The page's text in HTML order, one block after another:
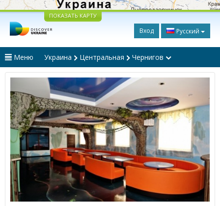
ПОКАЗАТЬ КАРТУ
Вход Русский
Меню Украина Центральная Чернигов